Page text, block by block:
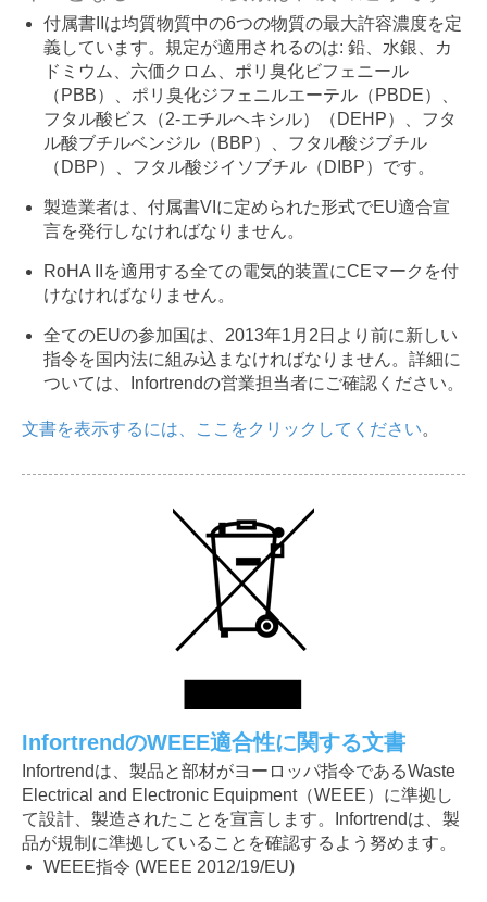
付属書IIは均質物質中の6つの物質の最大許容濃度を定
義しています。規定が適用されるのは: 鉛、水銀、カ
ドミウム、六価クロム、ポリ臭化ビフェニール
（PBB）、ポリ臭化ジフェニルエーテル（PBDE）、
フタル酸ビス（2-エチルヘキシル）（DEHP）、フタ
ル酸ブチルベンジル（BBP）、フタル酸ジブチル
（DBP）、フタル酸ジイソブチル（DIBP）です。
製造業者は、付属書VIに定められた形式でEU適合宣
言を発行しなければなりません。
RoHA IIを適用する全ての電気的装置にCEマークを付
けなければなりません。
全てのEUの参加国は、2013年1月2日より前に新しい
指令を国内法に組み込まなければなりません。詳細に
ついては、Infortrendの営業担当者にご確認ください。
文書を表示するには、ここをクリックしてください。
InfortrendのWEEE適合性に関する文書
Infortrendは、製品と部材がヨーロッパ指令であるWaste
Electrical and Electronic Equipment（WEEE）に準拠し
て設計、製造されたことを宣言します。Infortrendは、製
品が規制に準拠していることを確認するよう努めます。
WEEE指令 (WEEE 2012/19/EU)